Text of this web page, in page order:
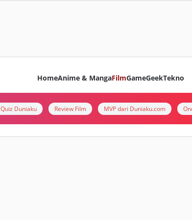
HomeAnime & MangaFilmGameGeekTekno
Quiz Duniaku Review Film MVP dari Duniaku.com